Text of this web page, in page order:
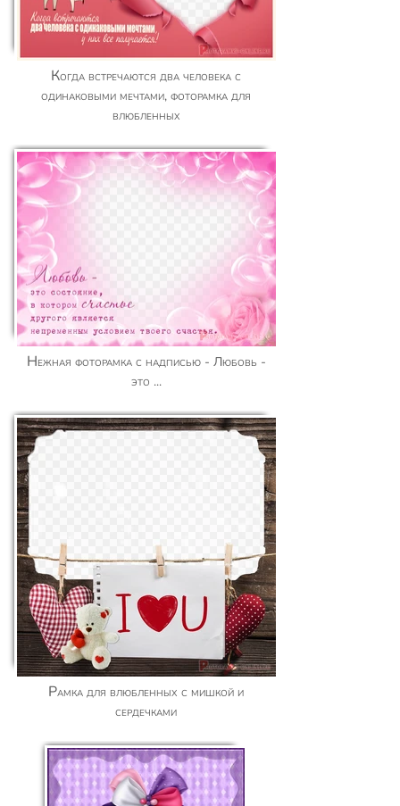
Когда встречаются два человека с
одинаковыми мечтами, фоторамка для
влюбленных
Нежная фоторамка с надписью - Любовь -
это ...
Рамка для влюбленных с мишкой и
сердечками